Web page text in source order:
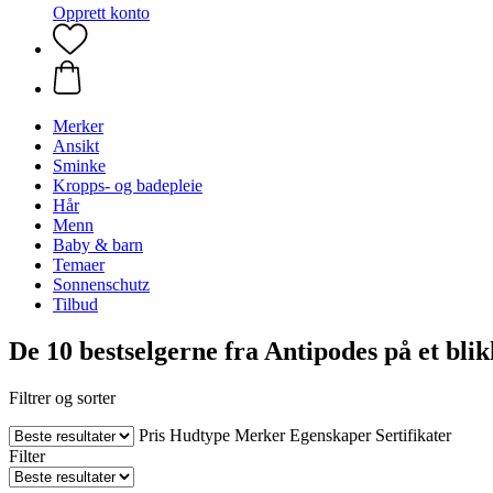
Opprett konto
Merker
Ansikt
Sminke
Kropps- og badepleie
Hår
Menn
Baby & barn
Temaer
Sonnenschutz
Tilbud
De 10 bestselgerne fra Antipodes på et
Filtrer og sorter
Pris Hudtype Merker Egenskaper Sertifikater
Filter